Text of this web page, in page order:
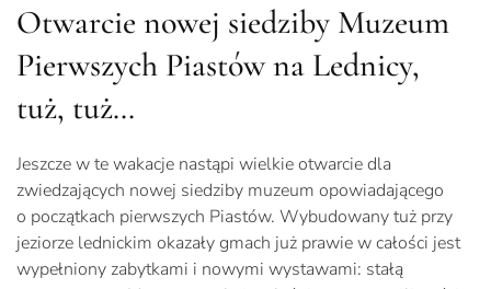
Otwarcie nowej siedziby Muzeum
Pierwszych Piastów na Lednicy,
tuż, tuż…
Jeszcze w te wakacje nastąpi wielkie otwarcie dla
zwiedzających nowej siedziby muzeum opowiadającego
o początkach pierwszych Piastów. Wybudowany tuż przy
jeziorze lednickim okazały gmach już prawie w całości jest
wypełniony zabytkami i nowymi wystawami: stałą